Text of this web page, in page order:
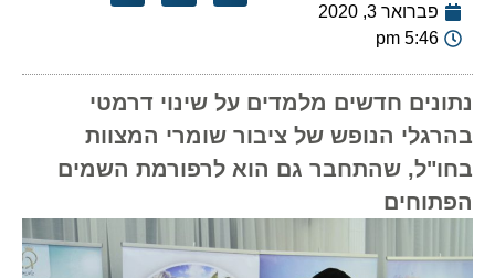
פברואר 3, 2020
5:46 pm
נתונים חדשים מלמדים על שינוי דרמטי
בהרגלי הנופש של ציבור שומרי המצוות
בחו"ל, שהתחבר גם הוא לרפורמת השמים
הפתוחים